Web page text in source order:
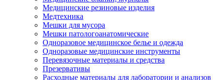
Медицинские резиновые изделия
Медтехника
Мешки для мусора
Мешки патологоанатомические
Одноразовое медицинское белье и одежда
Одноразовые медицинские инструменты
Перевязочные материалы и средства
Презервативы
Расходные материалы для лаборатории и анализов